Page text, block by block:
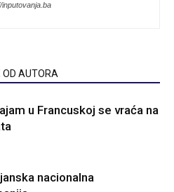
inputovanja.ba
OD AUTORA
u Francuskoj se vraća na
nacionalna